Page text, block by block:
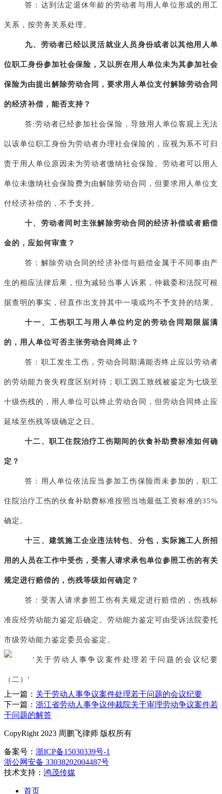
答：达到法定退休年龄的劳动者与用人单位形成的用工
关系，按劳务关系处理。
九、劳动者已经以灵活就业人员身份或者以其他用人单
位职工身份参加社会保险，又以所在用人单位未为其参加社会
保险为由提出解除劳动合同，要求用人单位支付解除劳动合同
的经济补偿，能否支持？
答:劳动者已经参加社会保险，导致用人单位客观上无法
以该单位职工身份为劳动者办理社会保险的，应视为系不可归
责于用人单位原因未为劳动者缴纳社会保险。劳动者可以用人
单位未缴纳社会保险费为由解除劳动合同，但要求用人单位支
付经济补偿的，不予支持。
十、劳动者同时主张解除劳动合同的经济补偿或者赔偿
金的，应如何审查？
答：解除劳动合同的经济补偿与赔偿金属于不同事由产
生的相应法律后果，但为减轻当事人诉累，仲裁委和法院可根
据查明的事实，径直作出支持其中一项或均不予支持的结果。
十一、工伤职工与用人单位约定的劳动合同期限届满
的，用人单位可否主张劳动合同终止？
答：职工发生工伤，劳动合同期满能否终止应以劳动者
的劳动能力丧失程度区别对待；职工因工致残被鉴定为七级至
十级伤残的，用人单位可以终止劳动合同，但劳动合同终止应
延续至伤残等级确定之日。
十二、职工住院治疗工伤期间的伙食补助费标准如何确
定？
答：用人单位依法应当参加工伤保险而未参加的，职工
住院治疗工伤的伙食补助费标准按照当地最低工资标准的35%
确定。
十三、建筑施工企业违法转包、分包，实际施工人所招
用的人员在工作中受伤，受害人请求承包单位参照工伤的有关
规定进行赔偿的，伤残等级如何确定？
答：受害人请求参照工伤有关规定进行赔偿的，伤残标
准应经劳动能力鉴定后确定。劳动能力鉴定可由受诉法院委托
市级劳动能力鉴定委员会鉴定。
上一篇： 关于劳动人事争议案件处理若干问题的会议纪要
下一篇： 浙江省劳动人事争议仲裁院关于审理劳动争议案件若
干问题的解答
CopyRight 2023 周鹏飞律师 版权所有
备案号： 浙ICP备15030339号-1
浙公网安备 33038202004487号
技术支持： 鸿茂传媒
首页